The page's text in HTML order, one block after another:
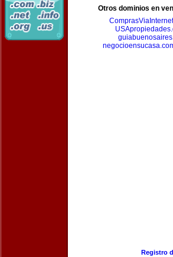
Otros dominios en
Registro